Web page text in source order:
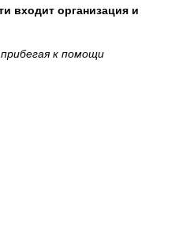
входит организация и
к помощи